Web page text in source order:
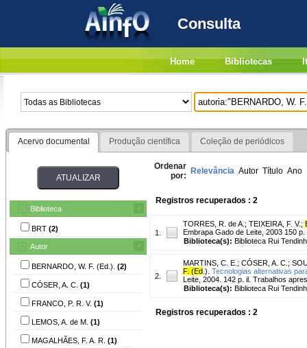
Consulta
Home Bibliotecas
Acervo documental Produção científica Coleção de periódicos
Biblioteca
BRT (2)
Autor
BERNARDO, W. F. (Ed.). (2)
CÓSER, A. C. (1)
FRANCO, P. R. V. (1)
LEMOS, A. de M. (1)
MAGALHÃES, F. A. R. (1)
Ordenar
por: Relevância Autor Título Ano
Registros recuperados : 2
1.
TORRES, R. de A. ; TEIXEIRA, F. V.;
Embrapa Gado de Leite, 2003 150 p.
Biblioteca(s): Biblioteca Rui
2.
MARTINS, C. E. ; CÓSER, A. C. ;
F. (Ed .). Tecnologias alternativas
Leite, 2004. 142 p. il. Trabalhos
Biblioteca(s): Biblioteca Rui
Registros recuperados : 2